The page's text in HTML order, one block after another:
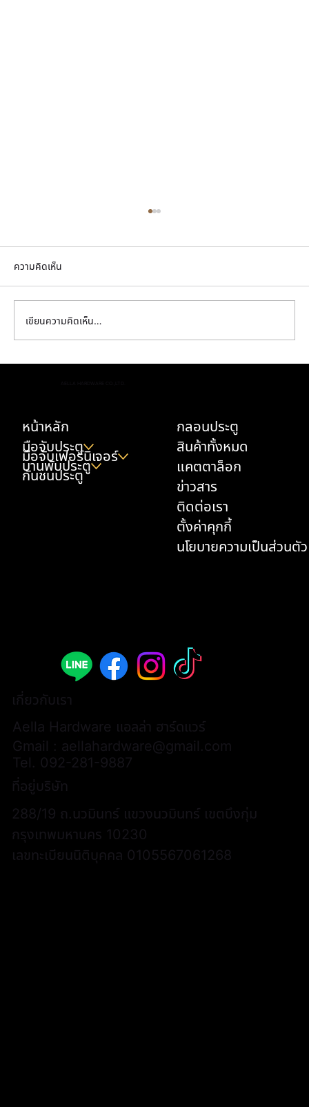
ความคิดเห็น
เขียนความคิดเห็น…
หน้าหลัก
มือจับประตู
มือจับเฟอร์นิเจอร์
บานพับประตู
กันชนประตู
กลอนประตู
สินค้าทั้งหมด
แคตตาล็อก
ข่าวสาร
ติดต่อเรา
ตั้งค่าคุกกี้
นโยบายความเป็นส่วนตัว
เกี่ยวกับเรา
Aella Hardware แอลล่า ฮาร์ดแวร์
Gmail : aellahardware@gmail.com
Tel. 092-281-9887
ที่อยู่บริษัท
288/19 ถ.นวมินทร์ แขวงนวมินทร์ เขตบึงกุ่ม
กรุงเทพมหานคร 10230
เลขทะเบียนนิติบุคคล 0105567061268